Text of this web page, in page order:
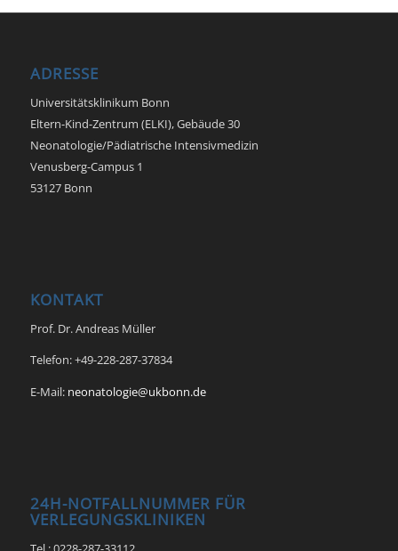
ADRESSE
Universitätsklinikum Bonn
Eltern-Kind-Zentrum (ELKI), Gebäude 30
Neonatologie/Pädiatrische Intensivmedizin
Venusberg-Campus 1
53127 Bonn
KONTAKT
Prof. Dr. Andreas Müller
Telefon: +49-228-287-37834
E-Mail: neonatologie@ukbonn.de
24H-NOTFALLNUMMER FÜR
VERLEGUNGSKLINIKEN